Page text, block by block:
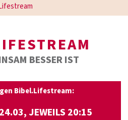
BESSER IST
Bibel.Lifestream:
JEWEILS 20:15